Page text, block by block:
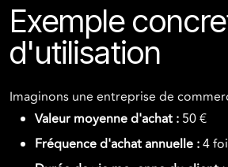
Exemple
d'utilisation
Imaginons une entreprise de
Valeur moyenne d'achat : 50 €
Fréquence d'achat annuelle :4